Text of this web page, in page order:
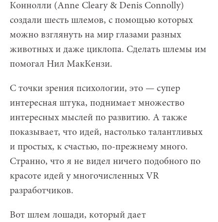
Коннолли (Anne Cleary & Denis Connolly)
создали шесть шлемов, с помощью которых
можно взглянуть на мир глазами разных
животных и даже циклопа. Сделать шлемы им
помогал Нил МакКензи.
С точки зрения психологии, это — супер
интересная штука, поднимает множество
интересных мыслей по развитию. А также
показывает, что идей, настолько талантливых
и простых, к счастью, по-прежнему много.
Странно, что я не видел ничего подобного по
красоте идей у многочисленных VR
разработчиков.
Вот шлем лошади, который дает